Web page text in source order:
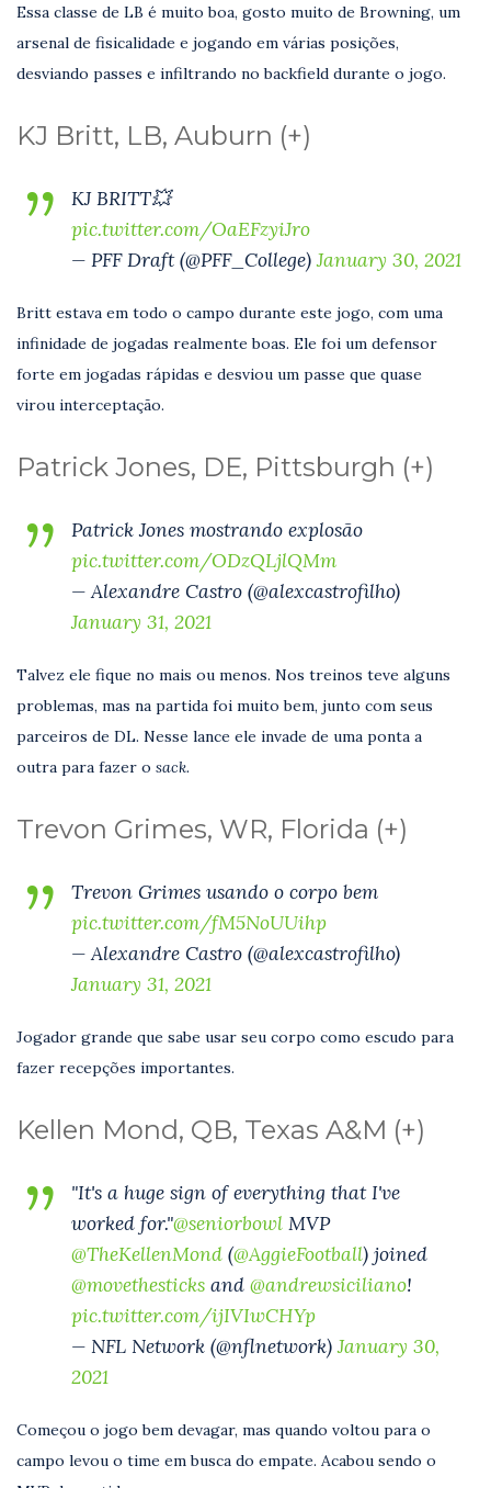
Essa classe de LB é muito boa, gosto muito de Browning, um
arsenal de fisicalidade e jogando em várias posições,
desviando passes e infiltrando no backfield durante o jogo.
KJ Britt, LB, Auburn (+)
KJ BRITT💥
pic.twitter.com/OaEFzyiJro
— PFF Draft (@PFF_College)January 30, 2021
Britt estava em todo o campo durante este jogo, com uma
infinidade de jogadas realmente boas. Ele foi um defensor
forte em jogadas rápidas e desviou um passe que quase
virou interceptação.
Patrick Jones, DE, Pittsburgh (+)
Patrick Jones mostrando explosão
pic.twitter.com/ODzQLjlQMm
— Alexandre Castro (@alexcastrofilho)
January 31, 2021
Talvez ele fique no mais ou menos. Nos treinos teve alguns
problemas, mas na partida foi muito bem, junto com seus
parceiros de DL. Nesse lance ele invade de uma ponta a
outra para fazer o sack.
Trevon Grimes, WR, Florida (+)
Trevon Grimes usando o corpo bem
pic.twitter.com/fM5NoUUihp
— Alexandre Castro (@alexcastrofilho)
January 31, 2021
Jogador grande que sabe usar seu corpo como escudo para
fazer recepções importantes.
Kellen Mond, QB, Texas A&M (+)
"It's a huge sign of everything that I've
worked for."@seniorbowl MVP
@TheKellenMond (@AggieFootball) joined
@movethesticks and @andrewsiciliano!
pic.twitter.com/ijIVIwCHYp
— NFL Network (@nflnetwork)January 30,
2021
Começou o jogo bem devagar, mas quando voltou para o
campo levou o time em busca do empate. Acabou sendo o